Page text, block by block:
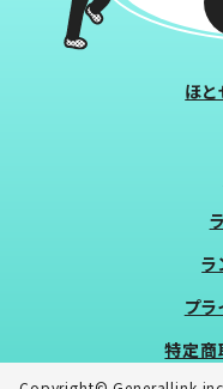
ほ
ラ
プ
特定商